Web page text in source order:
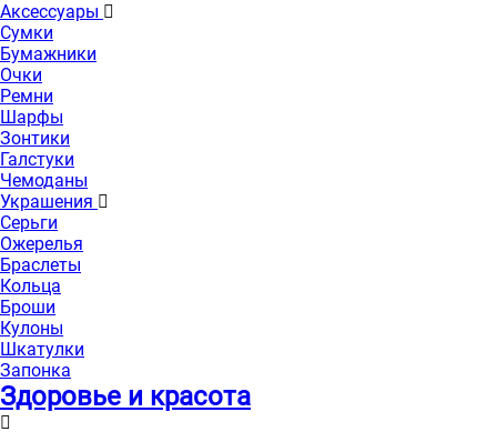
Аксессуары
Сумки
Бумажники
Очки
Ремни
Шарфы
Зонтики
Галстуки
Чемоданы
Украшения
Серьги
Ожерелья
Браслеты
Кольца
Броши
Кулоны
Шкатулки
Запонка
Здоровье и красота